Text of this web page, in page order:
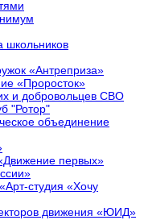
школьников
«Антреприза»
«Проросток»
и добровольцев СВО
"Ротор"
объединение
первых»
студия «Хочу
движения «ЮИД»